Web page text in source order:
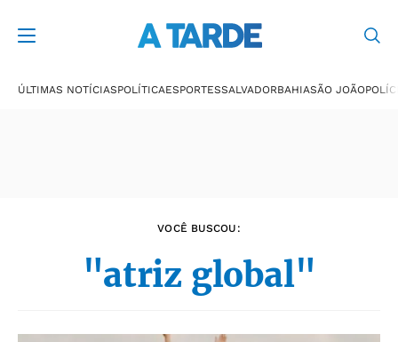
ÚLTIMAS NOTÍCIASPOLÍTICAESPORTESSALVADORBAHIASÃO JOÃO
VOCÊ BUSCOU:
"atriz global"